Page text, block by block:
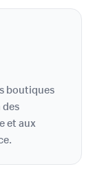
boutiques
des
et aux